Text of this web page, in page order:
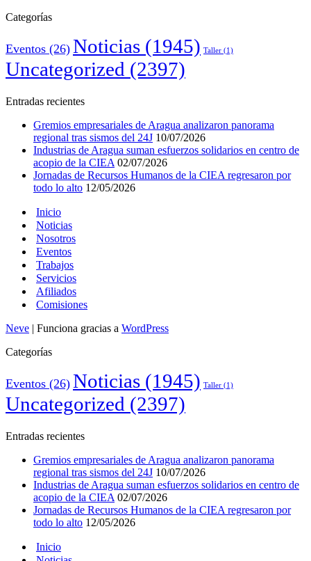
Categorías
Eventos (26) Noticias (1945) Taller (1)
Uncategorized (2397)
Entradas recientes
Gremios empresariales de Aragua analizaron panorama
regional tras sismos del 24J 10/07/2026
Industrias de Aragua suman esfuerzos solidarios en centro de
acopio de la CIEA 02/07/2026
Jornadas de Recursos Humanos de la CIEA regresaron por
todo lo alto 12/05/2026
Inicio
Noticias
Nosotros
Eventos
Trabajos
Servicios
Afiliados
Comisiones
Neve | Funciona gracias a WordPress
Categorías
Eventos (26) Noticias (1945) Taller (1)
Uncategorized (2397)
Entradas recientes
Gremios empresariales de Aragua analizaron panorama
regional tras sismos del 24J 10/07/2026
Industrias de Aragua suman esfuerzos solidarios en centro de
acopio de la CIEA 02/07/2026
Jornadas de Recursos Humanos de la CIEA regresaron por
todo lo alto 12/05/2026
Inicio